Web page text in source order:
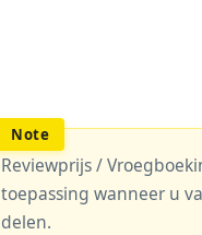
Reviewprijs /
toepassing wanneer u
delen.